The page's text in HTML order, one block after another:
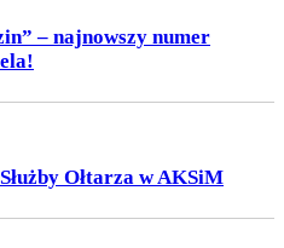
– najnowszy numer
Ołtarza w AKSiM